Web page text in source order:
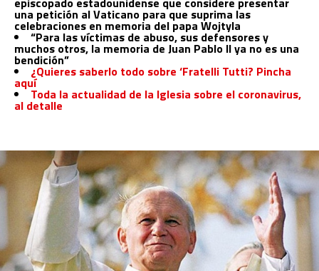
una petición al Vaticano para que suprima las
celebraciones en memoria del papa Wojtyla
“Para las víctimas de abuso, sus defensores y
muchos otros, la memoria de Juan Pablo II ya no es una
bendición”
¿Quieres saberlo todo sobre ‘Fratelli Tutti? Pincha
aquí
Toda la actualidad de la Iglesia sobre el coronavirus,
al detalle